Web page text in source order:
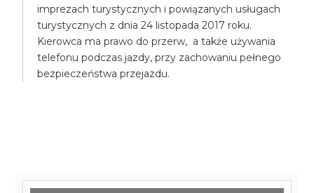
imprezach turystycznych i powiązanych usługach
turystycznych z dnia 24 listopada 2017 roku.
Kierowca ma prawo do przerw, a także używania
telefonu podczas jazdy, przy zachowaniu pełnego
bezpieczeństwa przejazdu.